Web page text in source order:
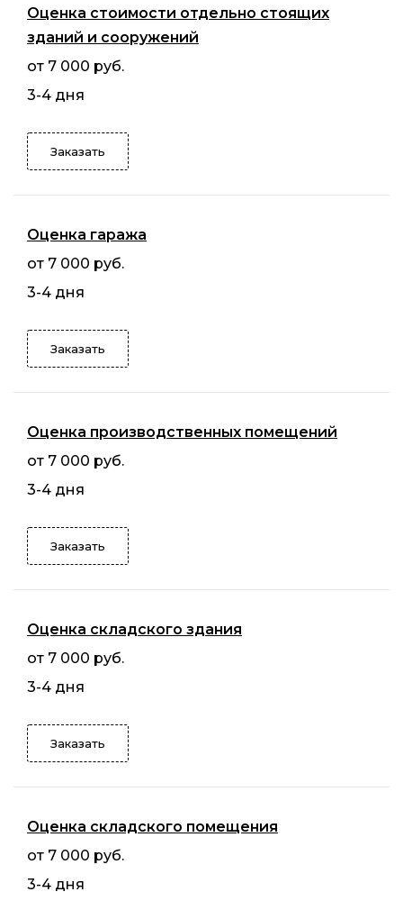
Оценка стоимости отдельно стоящих
зданий и сооружений
от 7 000 руб.
3-4 дня
Заказать
Оценка гаража
от 7 000 руб.
3-4 дня
Заказать
Оценка производственных помещений
от 7 000 руб.
3-4 дня
Заказать
Оценка складского здания
от 7 000 руб.
3-4 дня
Заказать
Оценка складского помещения
от 7 000 руб.
3-4 дня